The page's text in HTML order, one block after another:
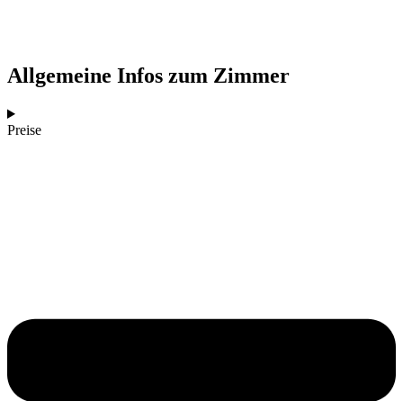
Allgemeine Infos zum Zimmer
Preise